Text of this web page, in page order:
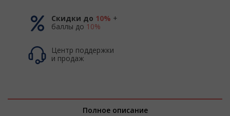
Скидки до 10% +
баллы до 10%
Центр поддержки
и продаж
Полное описание